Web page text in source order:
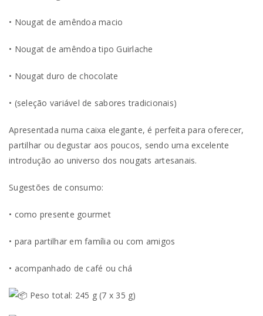
• Nougat de amêndoa macio
• Nougat de amêndoa tipo Guirlache
• Nougat duro de chocolate
• (seleção variável de sabores tradicionais)
Apresentada numa caixa elegante, é perfeita para oferecer,
partilhar ou degustar aos poucos, sendo uma excelente
introdução ao universo dos nougats artesanais.
Sugestões de consumo:
• como presente gourmet
• para partilhar em família ou com amigos
• acompanhado de café ou chá
Peso total: 245 g (7 x 35 g)